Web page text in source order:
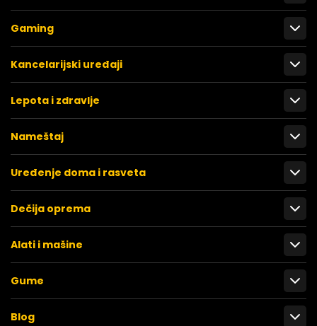
Gaming
Kancelarijski uređaji
Lepota i zdravlje
Nameštaj
Uređenje doma i rasveta
Dečija oprema
Alati i mašine
Gume
Blog